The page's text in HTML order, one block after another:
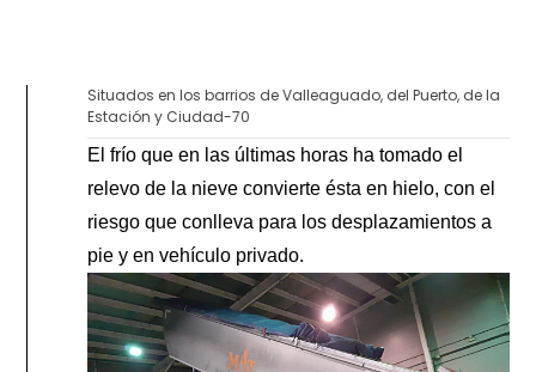
Situados en los barrios de Valleaguado, del Puerto, de la
Estación y Ciudad-70
El frío que en las últimas horas ha tomado el
relevo de la nieve convierte ésta en hielo, con el
riesgo que conlleva para los desplazamientos a
pie y en vehículo privado.